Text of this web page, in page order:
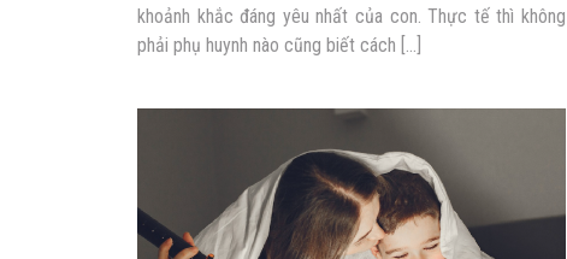
khoảnh khắc đáng yêu nhất của con. Thực tế thì không
phải phụ huynh nào cũng biết cách […]